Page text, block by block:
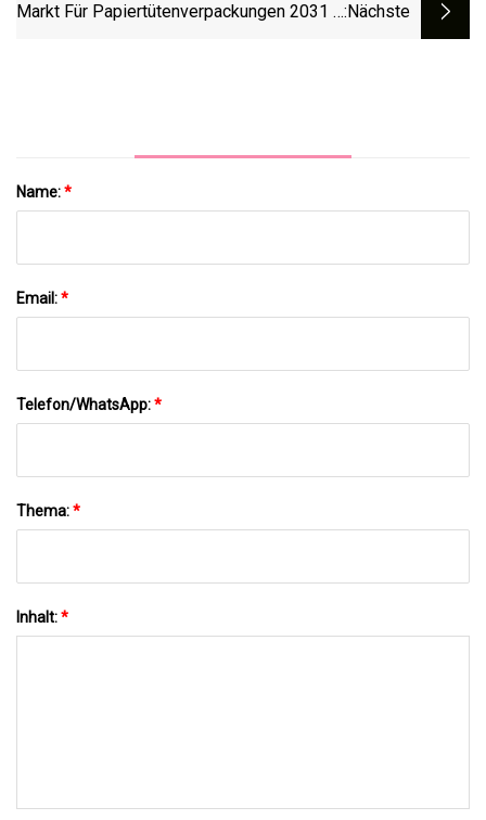
Markt Für Papiertütenverpackungen 2031 –
NNZ,
:nächste
Name:*
Email:*
Telefon/WhatsApp:*
Thema:*
Inhalt:*